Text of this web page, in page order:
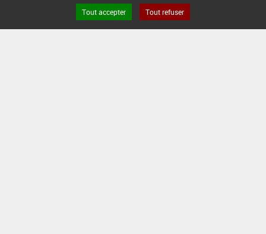
Tout accepter Tout refuser